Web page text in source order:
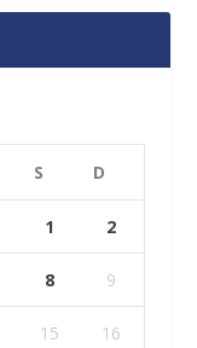
S D
1 2
8 9
15 16